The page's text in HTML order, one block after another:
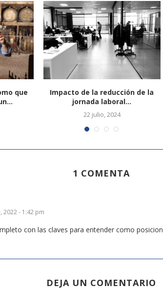
que
Impacto de la reducción de la
jornada laboral...
22 julio, 2024
1 COMENTA
2022 - 1:42 pm
con las claves para entender como
DEJA UN COMENTARIO